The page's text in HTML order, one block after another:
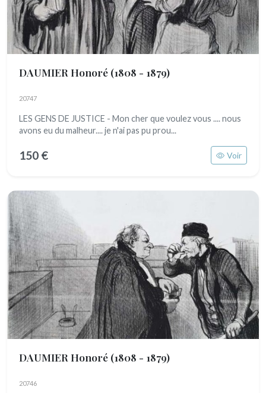
DAUMIER Honoré (1808 - 1879)
20747
LES GENS DE JUSTICE - Mon cher que voulez vous .... nous
avons eu du malheur.... je n'ai pas pu prou...
150 € Voir
DAUMIER Honoré (1808 - 1879)
20746